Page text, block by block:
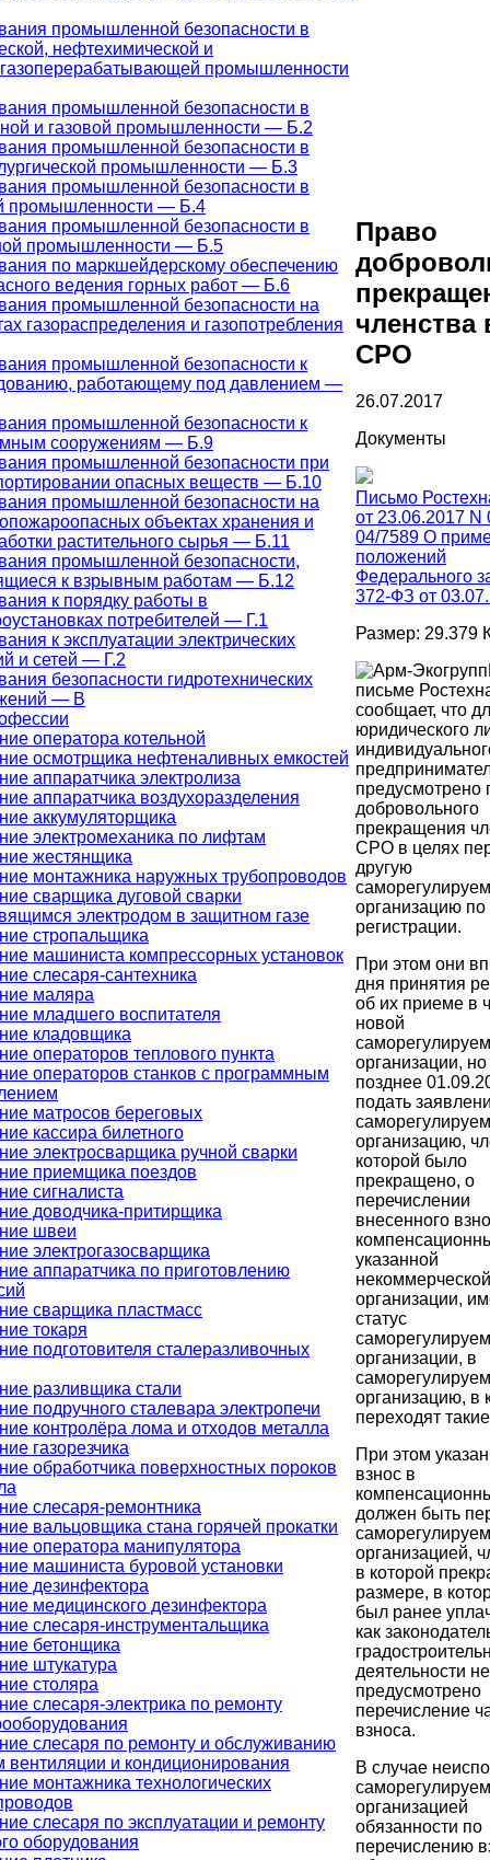
промышленной безопасности в
нефтехимической и
промышленности
промышленной безопасности в
и газовой промышленности — Б.2
промышленной безопасности в
промышленности — Б.3
промышленной безопасности в
промышленности — Б.4
промышленной безопасности в
промышленности — Б.5
по маркшейдерскому обеспечению
ведения горных работ — Б.6
промышленной безопасности на
газораспределения и газопотребления
промышленной безопасности к
работающему под давлением —
промышленной безопасности к
сооружениям — Б.9
промышленной безопасности при
опасных веществ — Б.10
промышленной безопасности на
объектах хранения и
растительного сырья — Б.11
промышленной безопасности,
к взрывным работам — Б.12
к порядку работы в
потребителей — Г.1
к эксплуатации электрических
и сетей — Г.2
безопасности гидротехнических
— В
оператора котельной
осмотрщика нефтеналивных емкостей
аппаратчика электролиза
аппаратчика воздухоразделения
аккумуляторщика
электромеханика по лифтам
жестянщика
монтажника наружных трубопроводов
сварщика дуговой сварки
электродом в защитном газе
стропальщика
машиниста компрессорных установок
слесаря-сантехника
маляра
младшего воспитателя
кладовщика
операторов теплового пункта
операторов станков с программным
матросов береговых
кассира билетного
электросварщика ручной сварки
приемщика поездов
сигналиста
доводчика-притирщика
швеи
электрогазосварщика
аппаратчика по приготовлению
сварщика пластмасс
токаря
подготовителя сталеразливочных
разливщика стали
подручного сталевара электропечи
контролёра лома и отходов металла
газорезчика
обработчика поверхностных пороков
слесаря-ремонтника
вальцовщика стана горячей прокатки
оператора манипулятора
машиниста буровой установки
дезинфектора
медицинского дезинфектора
слесаря-инструментальщика
бетонщика
штукатура
столяра
слесаря-электрика по ремонту
слесаря по ремонту и обслуживанию
вентиляции и кондиционирования
монтажника технологических
слесаря по эксплуатации и ремонту
оборудования
Право
членства
СРО
26.07.2017
Документы
Письмо
от 23.06.2017 N
04/7589 О
положений
Федерального
372-ФЗ от
Размер: 29.379
письме
сообщает, что
юридического
предусмотрено
добровольного
прекращения
СРО в целях
другую
организацию по
регистрации.
При этом они
дня принятия
об их приеме в
новой
организации,
позднее
подать
организацию,
которой было
прекращено, о
перечислении
внесенного
указанной
некоммерческой
организации,
статус
организации, в
организацию, в
переходят
При этом
взнос в
должен быть
организацией,
в которой
размере, в
был ранее
как
деятельности не
предусмотрено
перечисление
взноса.
В случае
организацией
обязанности по
перечислению